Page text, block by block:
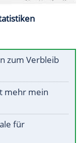
zum Verbleib
mehr mein
für